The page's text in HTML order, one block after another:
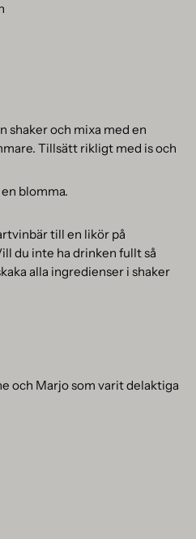
shaker och mixa med en
Tillsätt rikligt med is och
blomma.
till en likör på
du inte ha drinken fullt så
alla ingredienser i shaker
och Marjo som varit delaktiga